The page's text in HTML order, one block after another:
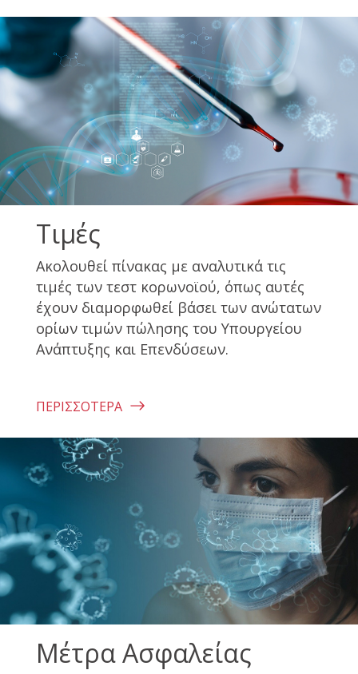
Τιμές
Ακολουθεί πίνακας με αναλυτικά τις
τιμές των τεστ κορωνοϊού, όπως αυτές
έχουν διαμορφωθεί βάσει των ανώτατων
ορίων τιμών πώλησης του Υπουργείου
Ανάπτυξης και Επενδύσεων.
ΠΕΡΙΣΣΌΤΕΡΑ
Mέτρα Ασφαλείας